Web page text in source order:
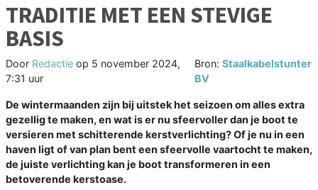
TRADITIE MET EEN STEVIGE
BASIS
Door Redactie op 5 november 2024,
7:31 uur
Bron:Staalkabelstunter
BV
De wintermaanden zijn bij uitstek het seizoen om alles extra
gezellig te maken, en wat is er nu sfeervoller dan je boot te
versieren met schitterende kerstverlichting? Of je nu in een
haven ligt of van plan bent een sfeervolle vaartocht te maken,
de juiste verlichting kan je boot transformeren in een
betoverende kerstoase.